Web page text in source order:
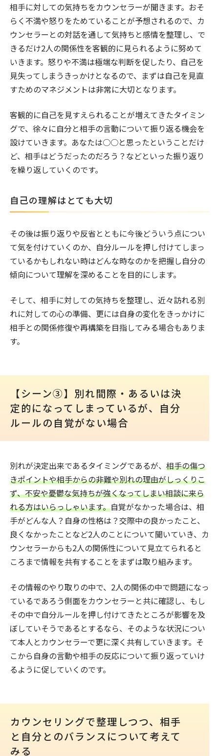
相手に対しての気持ちをカウンセラーが聞きます。おそ
らく不満や怒りをためていることが予想されるので、カ
ウンセラーとの対話を通して気持ちと感情を整理し、で
きるだけ2人の関係性を客観的に見られるように努めて
いきます。怒りや不満は極端な判断を促したり、自己を
見失ってしまうきっかけとなるので、まずは自己を見直
すためのマネジメントは非常に大切となります。
客観的に自己を見すえられることが増えてきたタイミン
グで、徐々に自分と相手の言動について振り返る機会を
設けていきます。あなたは○○と思ったということだけ
ど、相手はどうだったのだろう？などといった振り返り
を繰り返していくのです。
自己の理解はとても大切
その後は振り返りや反省とともに今後どういう点につい
て気を付けていくのか、自分ルールを押し付けてしまっ
ているかもしれない時はどんな時なのかを把握し自分の
傾向について理解を深めることを目的にします。
そして、相手に対しての気持ちを整理し、近々訪れる別
れに対しての心の準備、更には自身の変化をきっかけに
相手との関係修復や再構築を目指してみる場合もありま
す。
【シーン③】別れ間際・あるいは決
定的になってしまっているが、自分
ルールの自覚がない場合
別れが決定出来であるタイミングであるが、 相手の傷つ
きポイントや相手からの非難や別れの理由がしっくりこ
ず、不安や憂鬱な気持ちが強くなってしまい相談に来ら
れる方はいらっしゃいます。自覚がなかった場合は、相
手がどんな人？自身の性格は？交際中の良かったこと、
良くなかったことなど2人のことについて聞いていき、カ
ウンセラーからも2人の関係性について見立てられると
ころまで情報を共有することをまずは取り組みます。
その情報のやり取りの中で、2人の関係の中で問題になっ
ているであろう側面をカウンセラーと共に確認し、もし
その中で自分ルールを押し付けてきたところが影響を及
ぼしていそうであるとするなら、そのような状況につい
て本人とカウンセラーで更に深く共有していきます。そ
こから自身の言動や相手の反応について振り返っていけ
るように促していくのです。
カウンセリングで整理しつつ、相手
と自分とのバランスについて考えて
みる